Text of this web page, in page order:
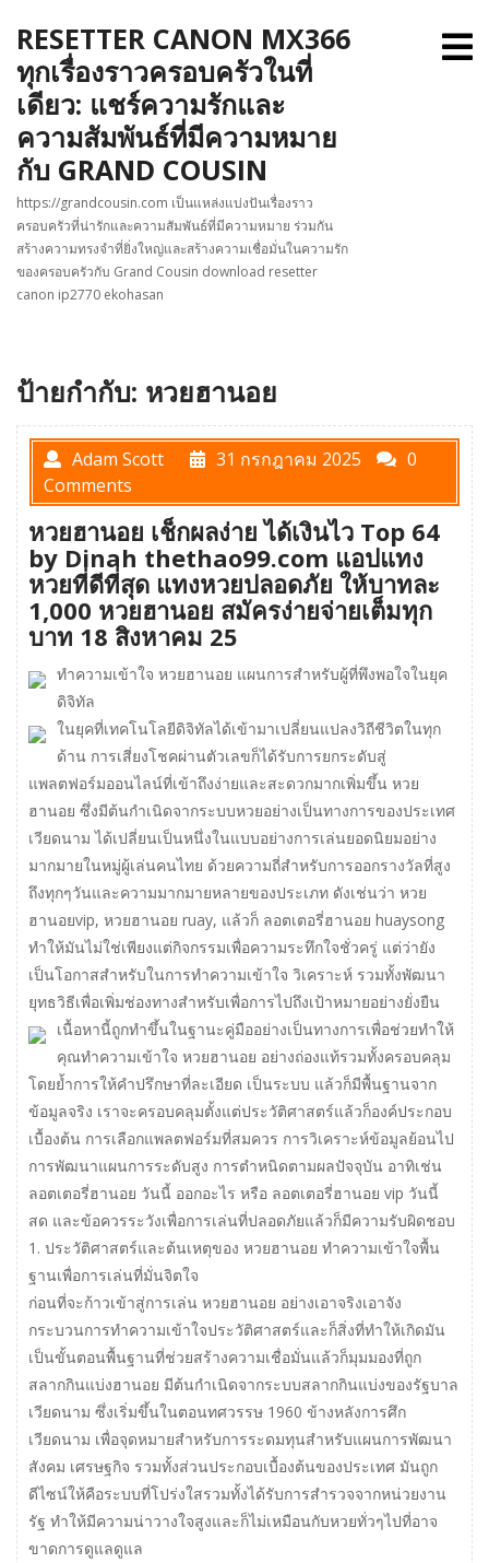
content
RESETTER CANON MX366
ทุกเรื่องราวครอบครัวในที่
เดียว: แชร์ความรักและ
ความสัมพันธ์ที่มีความหมาย
กับ GRAND COUSIN
https://grandcousin.com เป็นแหล่งแบ่งปันเรื่องราว
ครอบครัวที่น่ารักและความสัมพันธ์ที่มีความหมาย ร่วมกัน
สร้างความทรงจำที่ยิ่งใหญ่และสร้างความเชื่อมั่นในความรัก
ของครอบครัวกับ Grand Cousin download resetter
canon ip2770 ekohasan
ป้ายกำกับ: หวยฮานอย
Adam Scott 31 กรกฎาคม 2025
0
Comments
หวยฮานอย เช็กผลง่าย ได้เงินไว Top 64
by Dinah thethao99.com แอปแทง
หวยที่ดีที่สุด แทงหวยปลอดภัย ให้บาทละ
1,000 หวยฮานอย สมัครง่ายจ่ายเต็มทุก
บาท 18 สิงหาคม 25
ทำความเข้าใจ หวยฮานอย แผนการสำหรับผู้ที่พึงพอใจในยุค
ดิจิทัล
ในยุคที่เทคโนโลยีดิจิทัลได้เข้ามาเปลี่ยนแปลงวิถีชีวิตในทุก
ด้าน การเสี่ยงโชคผ่านตัวเลขก็ได้รับการยกระดับสู่
แพลตฟอร์มออนไลน์ที่เข้าถึงง่ายและสะดวกมากเพิ่มขึ้น หวย
ฮานอย ซึ่งมีต้นกำเนิดจากระบบหวยอย่างเป็นทางการของประเทศ
เวียดนาม ได้เปลี่ยนเป็นหนึ่งในแบบอย่างการเล่นยอดนิยมอย่าง
มากมายในหมู่ผู้เล่นคนไทย ด้วยความถี่สำหรับการออกรางวัลที่สูง
ถึงทุกๆวันและความมากมายหลายของประเภท ดังเช่นว่า หวย
ฮานอยvip, หวยฮานอย ruay, แล้วก็ ลอตเตอรี่ฮานอย huaysong
ทำให้มันไม่ใช่เพียงแต่กิจกรรมเพื่อความระทึกใจชั่วครู่ แต่ว่ายัง
เป็นโอกาสสำหรับในการทำความเข้าใจ วิเคราะห์ รวมทั้งพัฒนา
ยุทธวิธีเพื่อเพิ่มช่องทางสำหรับเพื่อการไปถึงเป้าหมายอย่างยั่งยืน
เนื้อหานี้ถูกทำขึ้นในฐานะคู่มืออย่างเป็นทางการเพื่อช่วยทำให้
คุณทำความเข้าใจ หวยฮานอย อย่างถ่องแท้รวมทั้งครอบคลุม
โดยย้ำการให้คำปรึกษาที่ละเอียด เป็นระบบ แล้วก็มีพื้นฐานจาก
ข้อมูลจริง เราจะครอบคลุมตั้งแต่ประวัติศาสตร์แล้วก็องค์ประกอบ
เบื้องต้น การเลือกแพลตฟอร์มที่สมควร การวิเคราะห์ข้อมูลย้อนไป
การพัฒนาแผนการระดับสูง การตำหนิดตามผลปัจจุบัน อาทิเช่น
ลอตเตอรี่ฮานอย วันนี้ ออกอะไร หรือ ลอตเตอรี่ฮานอย vip วันนี้
สด และข้อควรระวังเพื่อการเล่นที่ปลอดภัยแล้วก็มีความรับผิดชอบ
1. ประวัติศาสตร์และต้นเหตุของ หวยฮานอย ทำความเข้าใจพื้น
ฐานเพื่อการเล่นที่มั่นจิตใจ
ก่อนที่จะก้าวเข้าสู่การเล่น หวยฮานอย อย่างเอาจริงเอาจัง
กระบวนการทำความเข้าใจประวัติศาสตร์และก็สิ่งที่ทำให้เกิดมัน
เป็นขั้นตอนพื้นฐานที่ช่วยสร้างความเชื่อมั่นแล้วก็มุมมองที่ถูก
สลากกินแบ่งฮานอย มีต้นกำเนิดจากระบบสลากกินแบ่งของรัฐบาล
เวียดนาม ซึ่งเริ่มขึ้นในตอนทศวรรษ 1960 ข้างหลังการศึก
เวียดนาม เพื่อจุดหมายสำหรับการระดมทุนสำหรับแผนการพัฒนา
สังคม เศรษฐกิจ รวมทั้งส่วนประกอบเบื้องต้นของประเทศ มันถูก
ดีไซน์ให้คือระบบที่โปร่งใสรวมทั้งได้รับการสำรวจจากหน่วยงาน
รัฐ ทำให้มีความน่าวางใจสูงและก็ไม่เหมือนกับหวยทั่วๆไปที่อาจ
ขาดการดูแลดูแล